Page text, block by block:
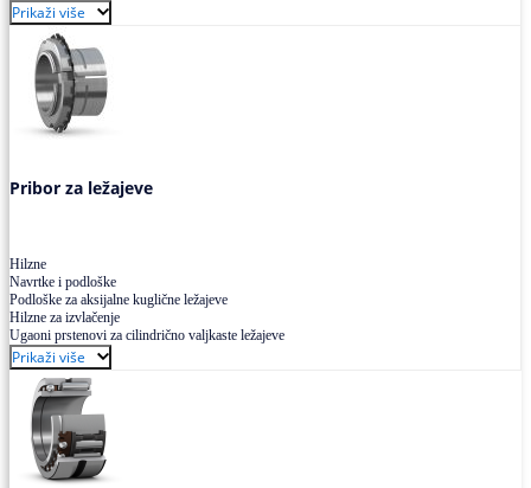
Prikaži više
Pribor za ležajeve
Hilzne
Navrtke i podloške
Podloške za aksijalne kuglične ležajeve
Hilzne za izvlačenje
Ugaoni prstenovi za cilindrično valjkaste ležajeve
Prikaži više